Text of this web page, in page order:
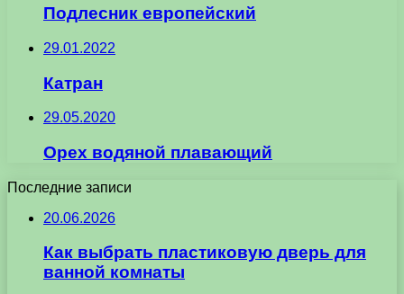
Подлесник европейский
29.01.2022
Катран
29.05.2020
Орех водяной плавающий
Последние записи
20.06.2026
Как выбрать пластиковую дверь для
ванной комнаты